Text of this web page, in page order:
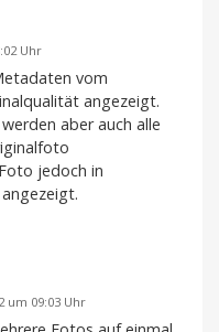
Uhr
vom
angezeigt.
aber auch alle
jedoch in
um 09:03 Uhr